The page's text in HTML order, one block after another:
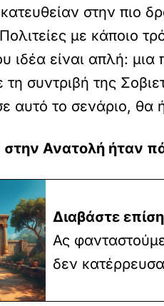
στην πιο
με κάποιο
ιδέα είναι απλή: μια
τη συντριβή της
αυτό το σενάριο, θα
Ανατολή ήταν
Διαβάστε
Ας
δεν